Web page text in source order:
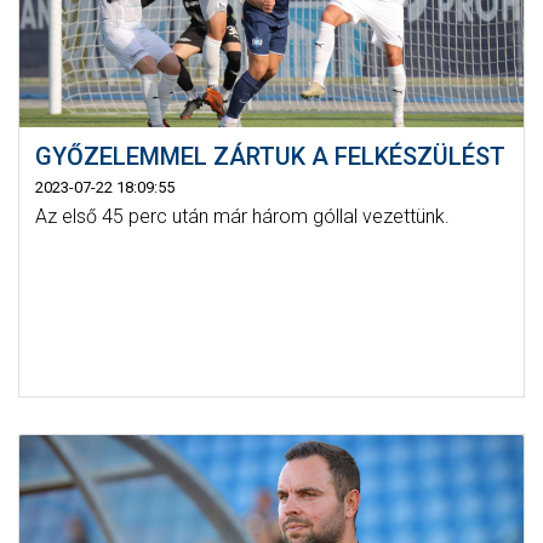
GYŐZELEMMEL ZÁRTUK A FELKÉSZÜLÉST
2023-07-22 18:09:55
Az első 45 perc után már három góllal vezettünk.